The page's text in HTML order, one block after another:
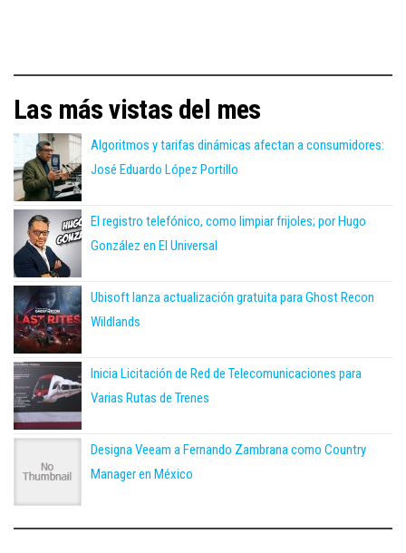
Las más vistas del mes
Algoritmos y tarifas dinámicas afectan a consumidores:
José Eduardo López Portillo
El registro telefónico, como limpiar frijoles; por Hugo
González en El Universal
Ubisoft lanza actualización gratuita para Ghost Recon
Wildlands
Inicia Licitación de Red de Telecomunicaciones para
Varias Rutas de Trenes
Designa Veeam a Fernando Zambrana como Country
Manager en México